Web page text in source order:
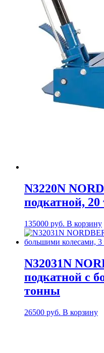
N3220N
подкатной, 20
135000 руб. В корзину
N32031N
подкатной с
тонны
26500 руб. В корзину